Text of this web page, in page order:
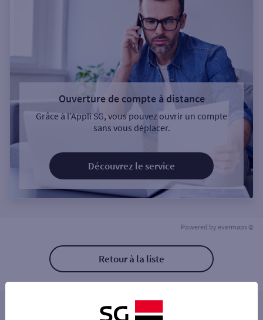
Ouverture de compte à distance
Grâce à l’Appli SG, vous pouvez ouvrir un compte
sans vous déplacer.
Découvrez le service
Powered by evermaps ©
Retour à la liste
Les agences SG PRO à proximité